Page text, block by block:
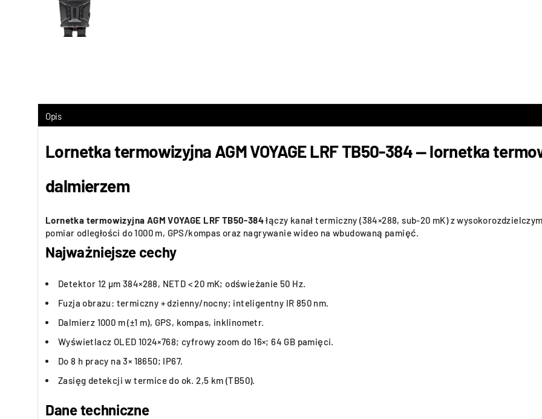
Opis
Lornetka termowizyjna AGM VOYAGE LRF TB50-384 — lornetka
dalmierzem
Lornetka termowizyjna AGM VOYAGE LRF TB50-384łączy kanał termiczny (384×288, sub-20 mK) z
pomiar odległości do 1000 m, GPS/kompas oraz nagrywanie wideo na wbudowaną pamięć.
Najważniejsze cechy
Detektor 12 µm 384×288, NETD < 20 mK; odświeżanie 50 Hz.
Fuzja obrazu: termiczny + dzienny/nocny; inteligentny IR 850 nm.
Dalmierz 1000 m (±1 m), GPS, kompas, inklinometr.
Wyświetlacz OLED 1024×768; cyfrowy zoom do 16×; 64 GB pamięci.
Do 8 h pracy na 3× 18650; IP67.
Zasięg detekcji w termice do ok. 2,5 km (TB50).
Dane techniczne